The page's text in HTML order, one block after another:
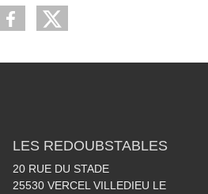
LES REDOUBSTABLES
20 RUE DU STADE
25530 VERCEL VILLEDIEU LE